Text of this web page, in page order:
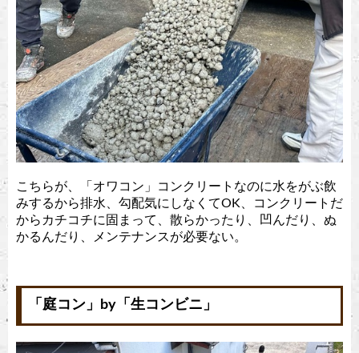
こちらが、「オワコン」コンクリートなのに水をがぶ飲
みするから排水、勾配気にしなくてOK、コンクリートだ
からカチコチに固まって、散らかったり、凹んだり、ぬ
かるんだり、メンテナンスが必要ない。
「庭コン」by「生コンビニ」